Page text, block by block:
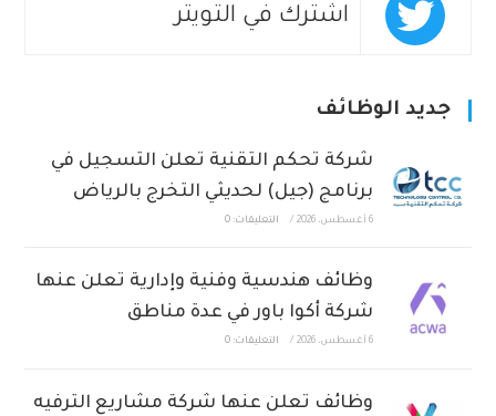
اشترك في التويتر
جديد الوظائف
شركة تحكم التقنية تعلن التسجيل في
برنامج (جيل) لحديثي التخرج بالرياض
6 أغسطس، 2026 / التعليقات: 0
وظائف هندسية وفنية وإدارية تعلن عنها
شركة أكوا باور في عدة مناطق
6 أغسطس، 2026 / التعليقات: 0
وظائف تعلن عنها شركة مشاريع الترفيه